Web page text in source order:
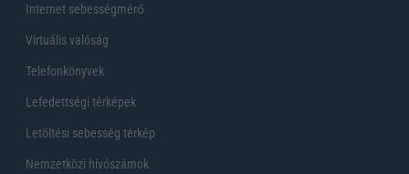
Internet sebességmérő
Virtuális valóság
Telefonkönyvek
Lefedettségi térképek
Letöltési sebesség térkép
Nemzetközi hívószámok